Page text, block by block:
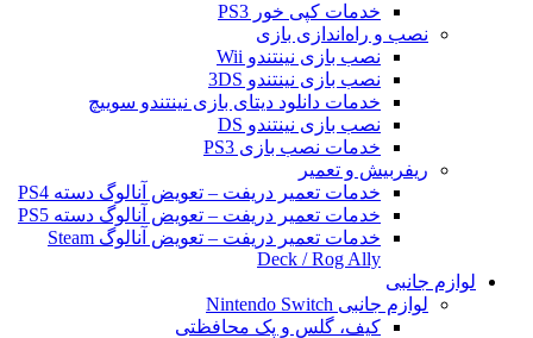
خدمات کپی خور PS3
نصب و راه‌اندازی بازی
نصب بازی نینتندو Wii
نصب بازی نینتندو 3DS
خدمات دانلود دیتای بازی نینتندو سوییچ
نصب بازی نینتندو DS
خدمات نصب بازی PS3
ریفربیش و تعمیر
خدمات تعمیر دریفت – تعویض آنالوگ دسته PS4
خدمات تعمیر دریفت – تعویض آنالوگ دسته PS5
خدمات تعمیر دریفت – تعویض آنالوگ Steam
Deck / Rog Ally
لوازم جانبی
لوازم جانبی Nintendo Switch
کیف، گلس و پک محافظتی